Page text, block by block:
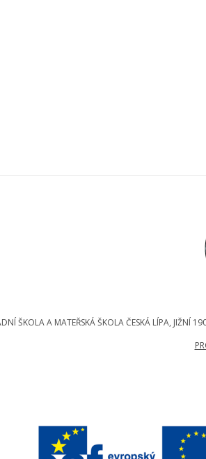
ŠKOLA A MATEŘSKÁ ŠKOLA ČESKÁ LÍPA, JIŽNÍ